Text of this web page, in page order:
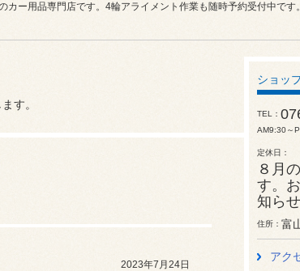
ー用品専門店です。4輪アライメント作業も随時予約受付中で
す。
2023年7月24日
ショッ
TEL
AM9:30～
定休日
８月
す。
知ら
住所 富
アク